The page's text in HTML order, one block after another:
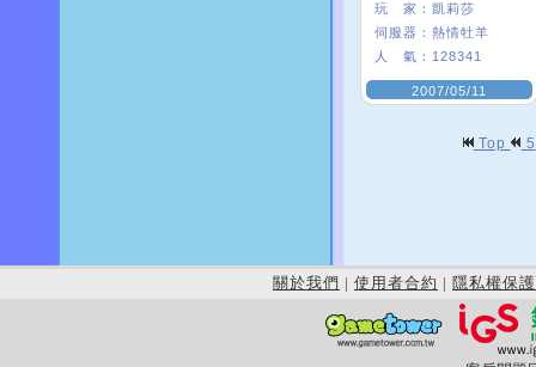
玩 家： 凱莉莎
伺服器： 熱情牡羊
人 氣： 128341
2007/05/11
Top 5
關於我們 | 使用者合約 | 隱私權保護